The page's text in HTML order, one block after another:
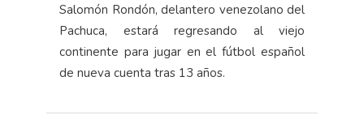
Salomón Rondón, delantero venezolano del
Pachuca, estará regresando al viejo
continente para jugar en el fútbol español
de nueva cuenta tras 13 años.